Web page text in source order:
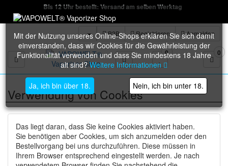
Bis 12 Uhr bestellt: Versand am selben Werktag
B2B Registrieren Anmelden
Toggle navigation
0 0
Mit der Nutzung unseres Online-Shops erklären Sie sich damit
einverstanden, dass wir Cookies für die Gewährleistung der
Funktionalität verwenden und dass Sie mindestens 18 Jahre
alt sind?Weitere Informationen
Ja, ich bin über 18. Nein, ich bin unter 18.
Verwendung von Cookies
Das liegt daran, dass Sie keine Cookies aktiviert haben.
Sie benötigen aber Cookies, um sich anzumelden oder den
Bestellvorgang bei uns durchzuführen. Diese müssen in
Ihrem Browser entsprechend eingestellt werden. Je nach